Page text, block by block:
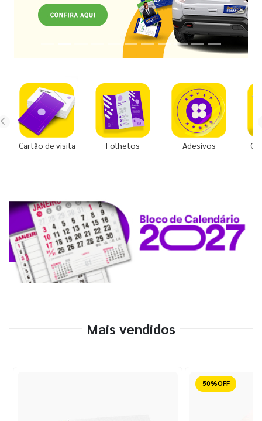
Cartão de visita Folhetos Adesivos
Mais vendidos
Reduzido